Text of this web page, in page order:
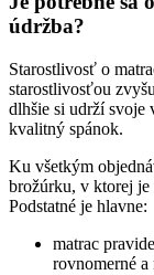
údržba?
Starostlivosť o
starostlivosťou
dlhšie si udrží svoje
kvalitný spánok.
Ku všetkým
brožúrku, v ktorej je
Podstatné je hlavne:
matrac
rovnomerné a